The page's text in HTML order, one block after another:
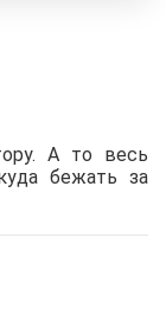
А то весь
бежать за